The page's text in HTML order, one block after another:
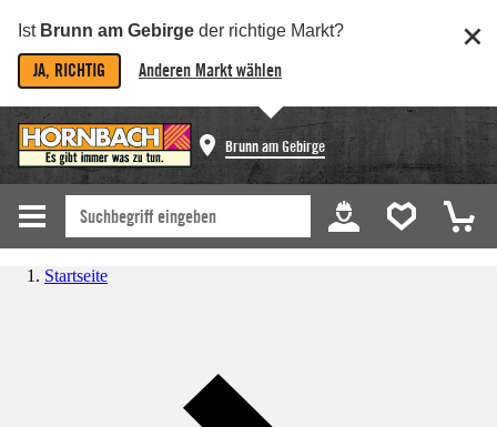
Ist Brunn am Gebirge der richtige Markt?
JA, RICHTIG Anderen Markt wählen
Brunn am Gebirge
Startseite